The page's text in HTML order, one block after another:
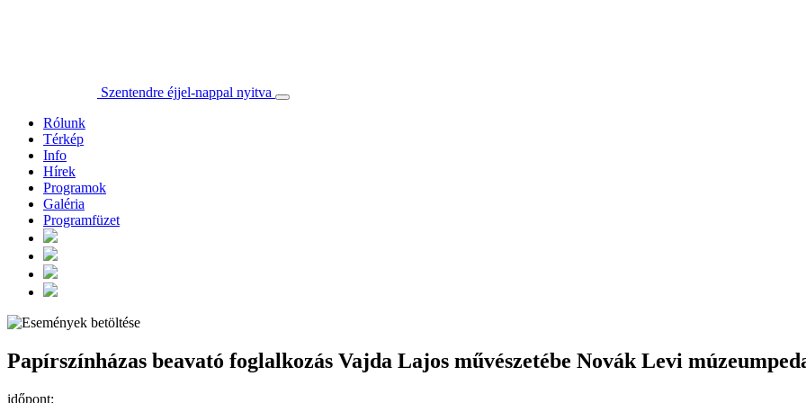
Szentendre éjjel-nappal nyitva
Rólunk
Térkép
Info
Hírek
Programok
Galéria
Programfüzet
Papírszínházas beavató foglalkozás Vajda Lajos művészetébe Novák Levi
időpont: